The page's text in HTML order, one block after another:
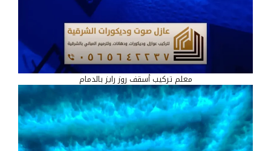
معلم تركيب أسقف روز رايز بالدمام